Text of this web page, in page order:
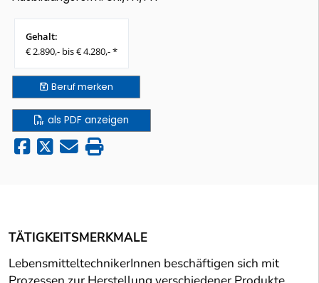
Gehalt:
€ 2.890,- bis € 4.280,- *
Berufmerken
als PDF anzeigen
TÄTIGKEITSMERKMALE
LebensmitteltechnikerInnen beschäftigen sich mit